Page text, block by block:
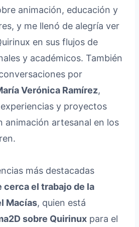
animación, educación y
y me llenó de alegría ver
en sus flujos de
y académicos. También
por
Verónica Ramírez,
y proyectos
animación artesanal en los
más destacadas
cerca el trabajo de la
Macías, quien está
sobre Quirinux para el